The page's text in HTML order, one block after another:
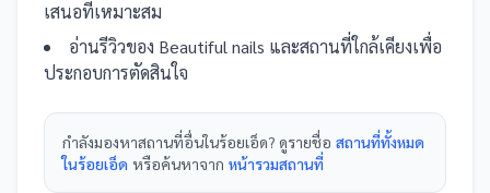
เสนอที่เหมาะสม
อ่านรีวิวของ Beautiful nails และสถานที่ใกล้เคียงเพื่อ
ประกอบการตัดสินใจ
กำลังมองหาสถานที่อื่นในร้อยเอ็ด? ดูรายชื่อ สถานที่ทั้งหมด
ในร้อยเอ็ด หรือค้นหาจาก หน้ารวมสถานที่